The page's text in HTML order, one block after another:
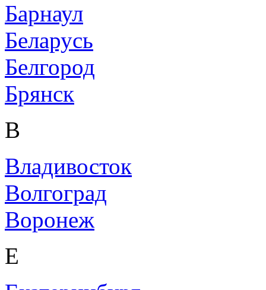
Барнаул
Беларусь
Белгород
Брянск
В
Владивосток
Волгоград
Воронеж
Е